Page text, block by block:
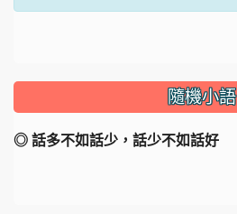
隨機小語
◎ 話多不如話少，話少不如話好